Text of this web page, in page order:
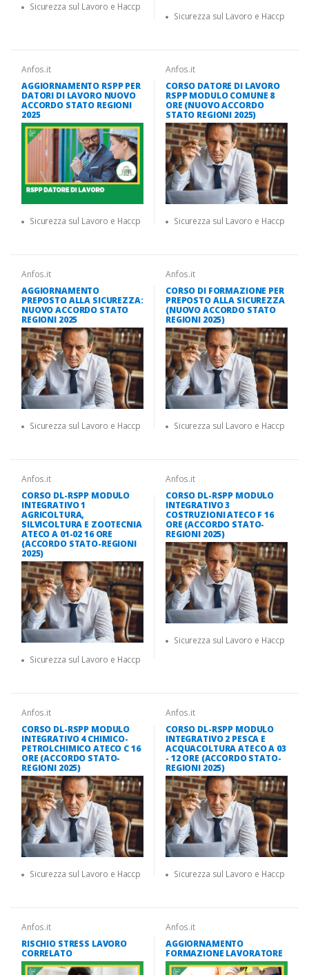
Sicurezza sul Lavoro e Haccp
Sicurezza sul Lavoro e Haccp
Anfos.it
AGGIORNAMENTO RSPP PER
DATORI DI LAVORO NUOVO
ACCORDO STATO REGIONI
2025
Sicurezza sul Lavoro e Haccp
Anfos.it
CORSO DATORE DI LAVORO
RSPP MODULO COMUNE 8
ORE (NUOVO ACCORDO
STATO REGIONI 2025)
Sicurezza sul Lavoro e Haccp
Anfos.it
AGGIORNAMENTO
PREPOSTO ALLA SICUREZZA:
NUOVO ACCORDO STATO
REGIONI 2025
Sicurezza sul Lavoro e Haccp
Anfos.it
CORSO DI FORMAZIONE PER
PREPOSTO ALLA SICUREZZA
(NUOVO ACCORDO STATO
REGIONI 2025)
Sicurezza sul Lavoro e Haccp
Anfos.it
CORSO DL-RSPP MODULO
INTEGRATIVO 1
AGRICOLTURA,
SILVICOLTURA E ZOOTECNIA
ATECO A 01-02 16 ORE
(ACCORDO STATO-REGIONI
2025)
Sicurezza sul Lavoro e Haccp
Anfos.it
CORSO DL-RSPP MODULO
INTEGRATIVO 3
COSTRUZIONI ATECO F 16
ORE (ACCORDO STATO-
REGIONI 2025)
Sicurezza sul Lavoro e Haccp
Anfos.it
CORSO DL-RSPP MODULO
INTEGRATIVO 4 CHIMICO-
PETROLCHIMICO ATECO C 16
ORE (ACCORDO STATO-
REGIONI 2025)
Sicurezza sul Lavoro e Haccp
Anfos.it
CORSO DL-RSPP MODULO
INTEGRATIVO 2 PESCA E
ACQUACOLTURA ATECO A 03
- 12 ORE (ACCORDO STATO-
REGIONI 2025)
Sicurezza sul Lavoro e Haccp
Anfos.it
RISCHIO STRESS LAVORO
CORRELATO
Anfos.it
AGGIORNAMENTO
FORMAZIONE LAVORATORE